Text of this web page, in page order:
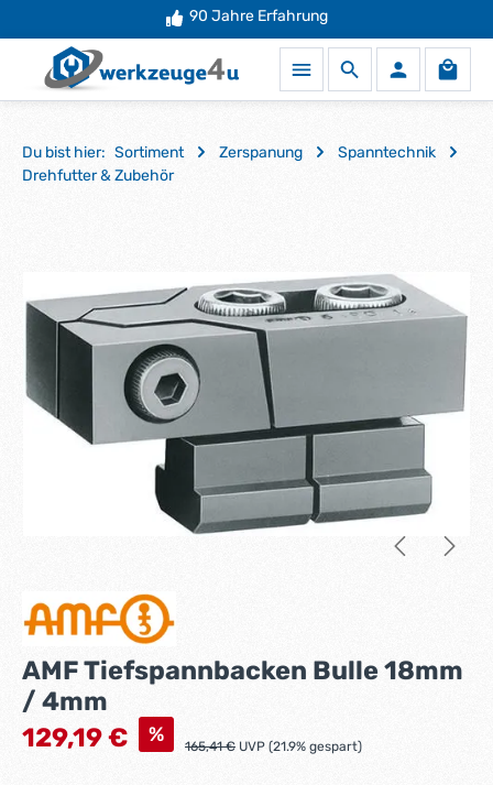
Zum Hauptinhalt springen90 Jahre Erfahrung
Du bist hier: Sortiment Zerspanung
Spanntechnik
Drehfutter & Zubehör
AMF Tiefspannbacken Bulle 18mm
/ 4mm
Verkaufspreis:
129,19 € % Regulärer Preis:
165,41 € UVP (21.9% gespart)